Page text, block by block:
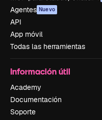
Agentes Nuevo
API
App móvil
Todas las herramientas
Información útil
Academy
Documentación
Soporte